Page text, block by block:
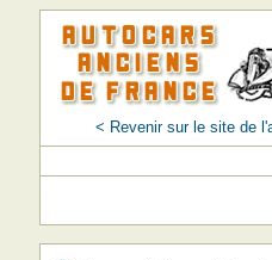
< Revenir sur le site de